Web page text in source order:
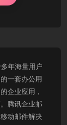
年海量用户
一套办公用
企业应用，
腾讯企业邮
动邮件解决